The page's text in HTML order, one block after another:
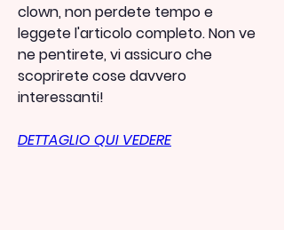
clown, non perdete tempo e
leggete l'articolo completo. Non ve
ne pentirete, vi assicuro che
scoprirete cose davvero
interessanti!
DETTAGLIO QUI VEDERE